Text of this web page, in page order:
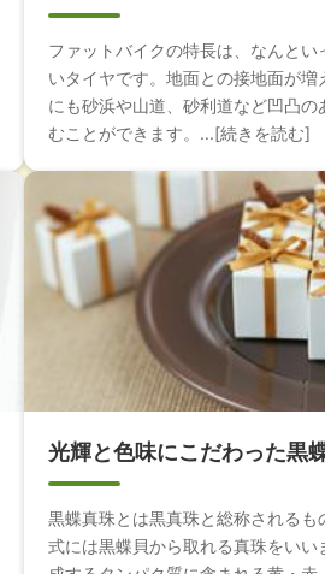
ファットバイクの特長は、なんとい
いタイヤです。地面との接地面が
にも砂浜や山道、砂利道など凹凸の
むことができます。...[続きを読む]
光輝と色味にこだわった黒
黒蝶真珠とは黒真珠と総称されるも
式には黒蝶貝から取れる真珠をいい